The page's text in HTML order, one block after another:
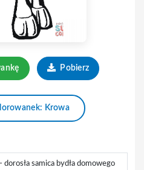
Pobierz
Krowa
dorosła samica bydła domowego